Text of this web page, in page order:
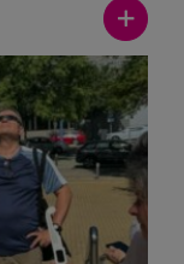
Ver más